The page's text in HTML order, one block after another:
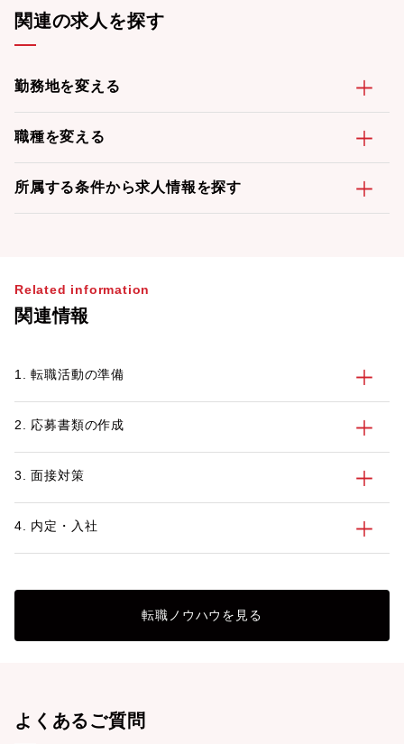
関連の求人を探す
勤務地を変える
職種を変える
所属する条件から求人情報を探す
Related information
関連情報
1. 転職活動の準備
2. 応募書類の作成
3. 面接対策
4. 内定・入社
転職ノウハウを見る
よくあるご質問